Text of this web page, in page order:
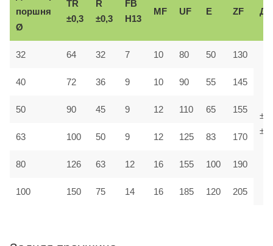
поршня
Ø
TR
±0,3
R
±0,3
FB
H13
MF UF E ZF
32 64 32 7 10 80 50 130
40 72 36 9 10 90 55 145
50 90 45 9 12 110 65 155
63 100 50 9 12 125 83 170
80 126 63 12 16 155 100 190
100 150 75 14 16 185 120 205